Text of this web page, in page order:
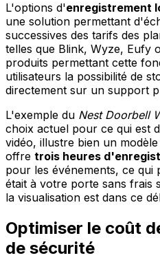
L'options d'enregistrement
une solution permettant
successives des tarifs des
telles que Blink, Wyze, Eufy
produits permettant cette
utilisateurs la possibilité de
directement sur un support
L'exemple du Nest Doorbell
choix actuel pour ce qui est
vidéo, illustre bien un
offre trois heures
pour les événements, ce qui
était à votre porte sans frais
la visualisation est dans ce
Optimiser le coût
de sécurité